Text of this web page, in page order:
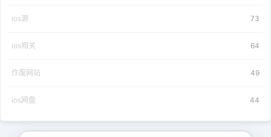
ios源 73
ios相关 64
作废网站 49
ios网盘 44